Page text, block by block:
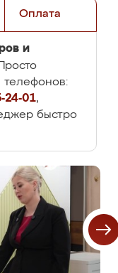
Оплата
и
телефонов:
24-01,
быстро